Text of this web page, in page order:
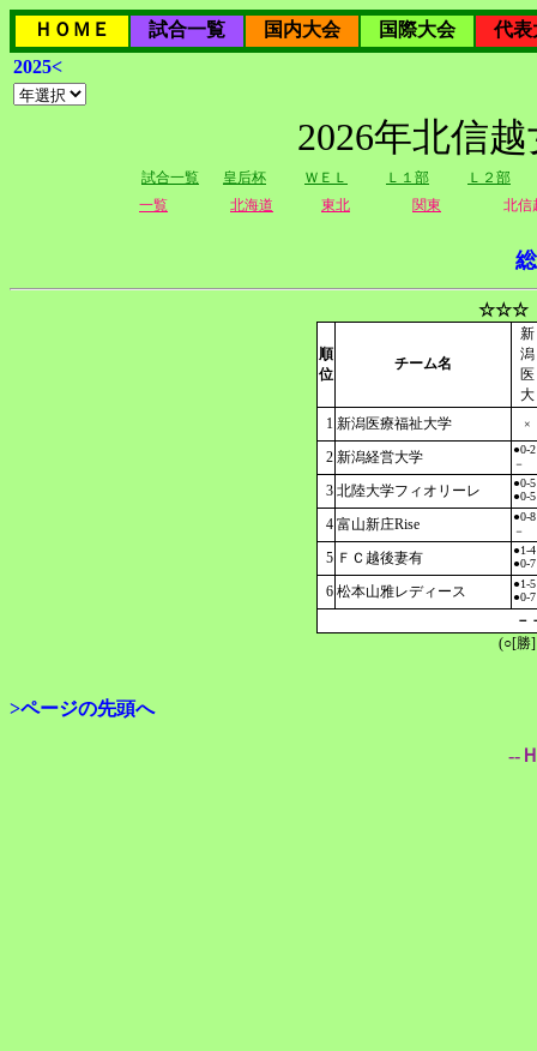
ＨＯＭＥ 試合一覧 国内大会 国際大会
代表
2025<
2026年北信
試合一覧 皇后杯 ＷＥＬ Ｌ１部
Ｌ２部
一覧
北海道 東北 関東 北信
☆☆☆
順
位
チーム名
新
潟
医
大
1 新潟医療福祉大学 ×
2 新潟経営大学
●0-2
－
3 北陸大学フィオリーレ
●0-5
●0-5
4 富山新庄Rise
●0-8
－
5 ＦＣ越後妻有
●1-4
●0-7
6 松本山雅レディース
●1-5
●0-7
－
(○[勝
>ページの先頭へ
--